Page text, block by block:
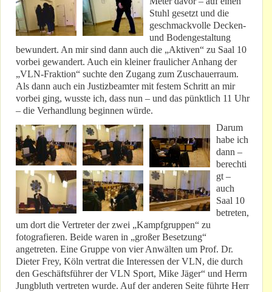
Stuhl gesetzt und die
geschmackvolle Decken-
und Bodengestaltung
bewundert. An mir sind dann auch die „Aktiven“ zu Saal 10
vorbei gewandert. Auch ein kleiner fraulicher Anhang der
„VLN-Fraktion“ suchte den Zugang zum Zuschauerraum.
Als dann auch ein Justizbeamter mit festem Schritt an mir
vorbei ging, wusste ich, dass nun – und das pünktlich 11 Uhr
– die Verhandlung beginnen würde.
Darum
habe ich
dann –
berechti
gt –
auch
Saal 10
betreten,
um dort die Vertreter der zwei „Kampfgruppen“ zu
fotografieren. Beide waren in „großer Besetzung“
angetreten. Eine Gruppe von vier Anwälten um Prof. Dr.
Dieter Frey, Köln vertrat die Interessen der VLN, die durch
den Geschäftsführer der VLN Sport, Mike Jäger“ und Herrn
Jungbluth vertreten wurde. Auf der anderen Seite führte Herr